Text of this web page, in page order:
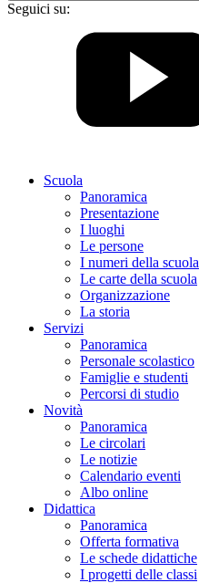
Seguici su:
Scuola
Panoramica
Presentazione
I luoghi
Le persone
I numeri della scuola
Le carte della scuola
Organizzazione
La storia
Servizi
Panoramica
Personale scolastico
Famiglie e studenti
Percorsi di studio
Novità
Panoramica
Le circolari
Le notizie
Calendario eventi
Albo online
Didattica
Panoramica
Offerta formativa
Le schede didattiche
I progetti delle classi